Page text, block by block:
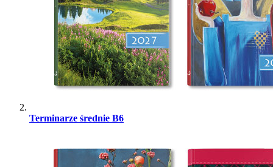
Terminarze średnie B6